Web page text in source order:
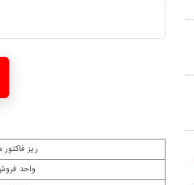
ریز فاکتور
واحد